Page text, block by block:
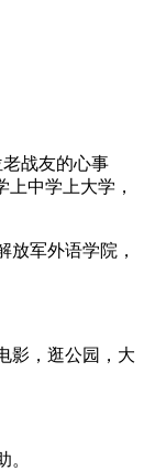
战友的心事
中学上大学，
军外语学院，
影，逛公园，大